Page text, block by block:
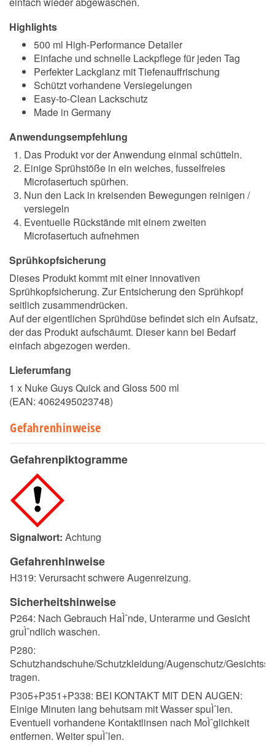
Highlights
500 ml High-Performance Detailer
Einfache und schnelle Lackpflege für jeden Tag
Perfekter Lackglanz mit Tiefenauffrischung
Schützt vorhandene Versiegelungen
Easy-to-Clean Lackschutz
Made in Germany
Anwendungsempfehlung
Das Produkt vor der Anwendung einmal schütteln.
Einige Sprühstöße in ein weiches, fusselfreies
Microfasertuch spürhen.
Nun den Lack in kreisenden Bewegungen reinigen /
versiegeln
Eventuelle Rückstände mit einem zweiten
Microfasertuch aufnehmen
Sprühkopfsicherung
Dieses Produkt kommt mit einer innovativen
Sprühkopfsicherung. Zur Entsicherung den Sprühkopf
seitlich zusammendrücken.
Auf der eigentlichen Sprühdüse befindet sich ein Aufsatz,
der das Produkt aufschäumt. Dieser kann bei Bedarf
einfach abgezogen werden.
Lieferumfang
1 x Nuke Guys Quick and Gloss 500 ml
(EAN: 4062495023748)
Gefahrenhinweise
Gefahrenpiktogramme
Signalwort: Achtung
Gefahrenhinweise
H319: Verursacht schwere Augenreizung.
Sicherheitshinweise
P264: Nach Gebrauch HaÌˆnde, Unterarme und Gesicht
gruÌˆndlich waschen.
P280:
Schutzhandschuhe/Schutzkleidung/Augenschutz/
tragen.
P305+P351+P338: BEI KONTAKT MIT DEN AUGEN:
Einige Minuten lang behutsam mit Wasser spuÌˆlen.
Eventuell vorhandene Kontaktlinsen nach MoÌˆglichkeit
entfernen. Weiter spuÌˆlen.